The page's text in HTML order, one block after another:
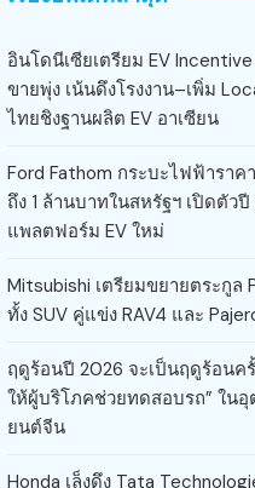
อินโดนีเซียเตรียม EV
ขายพุ่ง เน้นดึงโรงงาน–เพิ่ม
ไทยชิงฐานผลิต EV อาเซียน
Ford Fathom กระบะไฟฟ้าราค
ถึง 1 ล้านบาทในสหรัฐฯ เปิดตัว
แพลตฟอร์ม EV ใหม่
Mitsubishi เตรียมขยายตระกูล
ทั้ง SUV คู่แข่ง RAV4 และ
ฤดูร้อนปี 2026 จะเป็นฤดูร้อนค
ให้ผู้บริโภคช่วยทดสอบรถ” ใน
ยนต์จีน
Honda เล็งดึง Tata